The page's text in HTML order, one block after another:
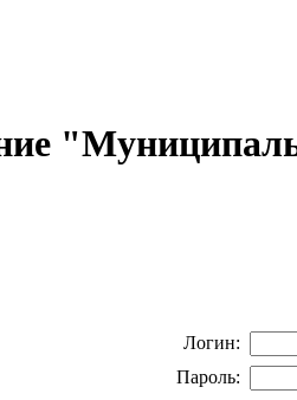
Логин:
Пароль: